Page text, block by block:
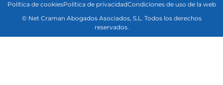
Política de cookiesPolítica de privacidadCondiciones de uso de la web
© Net Craman Abogados Asociados, S.L. Todos los derechos
reservados.